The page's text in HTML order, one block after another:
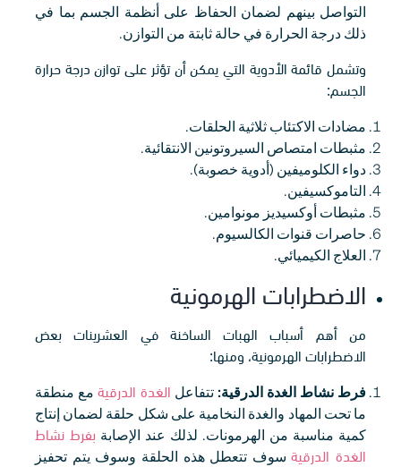
التواصل بينهم لضمان الحفاظ على أنظمة الجسم بما في
ذلك درجة الحرارة في حالة ثابتة من التوازن.
وتشمل قائمة الأدوية التي يمكن أن تؤثر على توازن درجة حرارة
الجسم:
مضادات الاكتئاب ثلاثية الحلقات.
مثبطات امتصاص السيروتونين الانتقائية.
دواء الكلوميفين (أدوية خصوبة).
التاموكسيفين.
مثبطات أوكسيديز مونوامين.
حاصرات قنوات الكالسيوم.
العلاج الكيميائي.
الاضطرابات الهرمونية
من أهم أسباب الهبات الساخنة في العشرينات بعض
الاضطرابات الهرمونية، ومنها:
فرط نشاط الغدة الدرقية: تتفاعل الغدة الدرقية مع منطقة
ما تحت المهاد والغدة النخامية على شكل حلقة لضمان إنتاج
كمية مناسبة من الهرمونات. لذلك عند الإصابة بفرط نشاط
الغدة الدرقيةسوف تتعطل هذه الحلقة وسوف يتم تحفيز